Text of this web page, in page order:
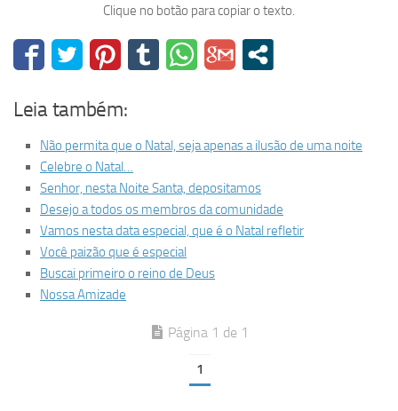
Clique no botão para copiar o texto.
Leia também:
Não permita que o Natal, seja apenas a ilusão de uma noite
Celebre o Natal…
Senhor, nesta Noite Santa, depositamos
Desejo a todos os membros da comunidade
Vamos nesta data especial, que é o Natal refletir
Você paizão que é especial
Buscai primeiro o reino de Deus
Nossa Amizade
Página 1 de 1
1